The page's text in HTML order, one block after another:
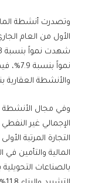
وتصدرت أنشطة
الأول من العام
والأنشطة العقارية
وفي مجال الأنشطة